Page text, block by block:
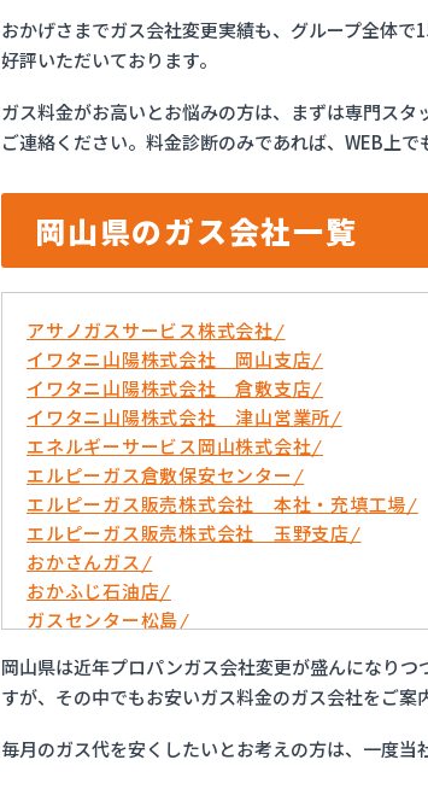
おかげさまでガス会社変更実績も、グループ全体
好評いただいております。
ガス料金がお高いとお悩みの方は、まずは専門ス
ご連絡ください。料金診断のみであれば、WEB上で
岡山県のガス会社一覧
アサノガスサービス株式会社/
イワタニ山陽株式会社 岡山支店/
イワタニ山陽株式会社 倉敷支店/
イワタニ山陽株式会社 津山営業所/
エネルギーサービス岡山株式会社/
エルピーガス倉敷保安センター/
エルピーガス販売株式会社 本社・充填工場/
エルピーガス販売株式会社 玉野支店/
おかさんガス/
おかふじ石油店/
ガスセンター松島/
サーンガス共和株式会社/
ダイネン株式会社 岡山営業所/
たからや石油株式会社/
ツチダ産業株式会社 高野支店/
岡山県は近年プロパンガス会社変更が盛んになり
すが、その中でもお安いガス料金のガス会社をご案
毎月のガス代を安くしたいとお考えの方は、一度当